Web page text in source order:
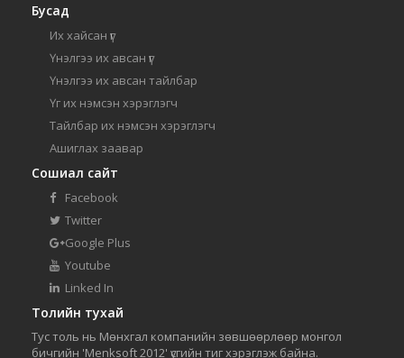
Бусад
Их хайсан үг
Үнэлгээ их авсан үг
Үнэлгээ их авсан тайлбар
Үг их нэмсэн хэрэглэгч
Тайлбар их нэмсэн хэрэглэгч
Ашиглах заавар
Сошиал сайт
Facebook
Twitter
Google Plus
Youtube
Linked In
Толийн тухай
Тус толь нь Мөнхгал компанийн зөвшөөрлөөр монгол
бичгийн 'Menksoft 2012' үсгийн тиг хэрэглэж байна.